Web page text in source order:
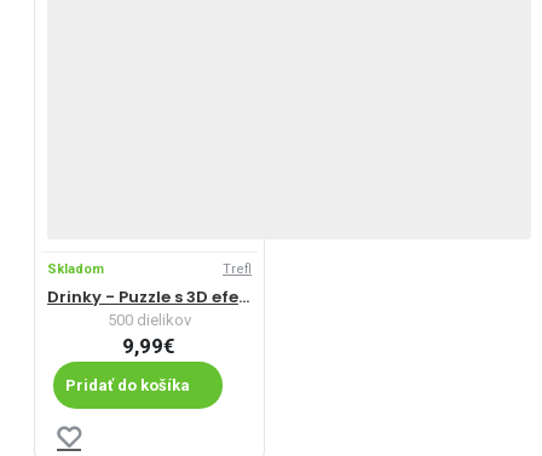
Skladom Trefl
Drinky - Puzzle s 3D efektom
500 dielikov
9,99€
Pridať do košíka